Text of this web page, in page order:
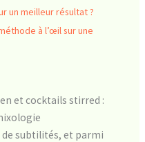
un meilleur résultat ?
à l’œil sur une
et cocktails stirred :
subtilités, et parmi